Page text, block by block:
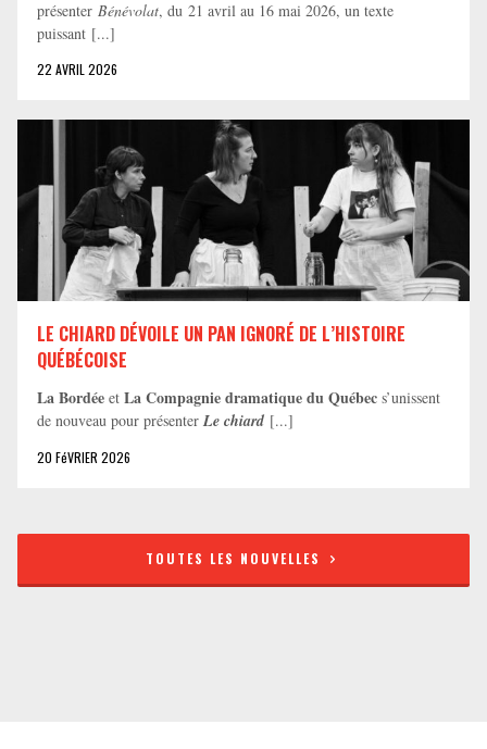
présenter Bénévolat, du 21 avril au 16 mai 2026, un texte
puissant [...]
22 AVRIL 2026
LE CHIARD DÉVOILE UN PAN IGNORÉ DE L’HISTOIRE
QUÉBÉCOISE
La Bordée et La Compagnie dramatique du Québec s’unissent
de nouveau pour présenter Le chiard [...]
20 FéVRIER 2026
TOUTES LES NOUVELLES